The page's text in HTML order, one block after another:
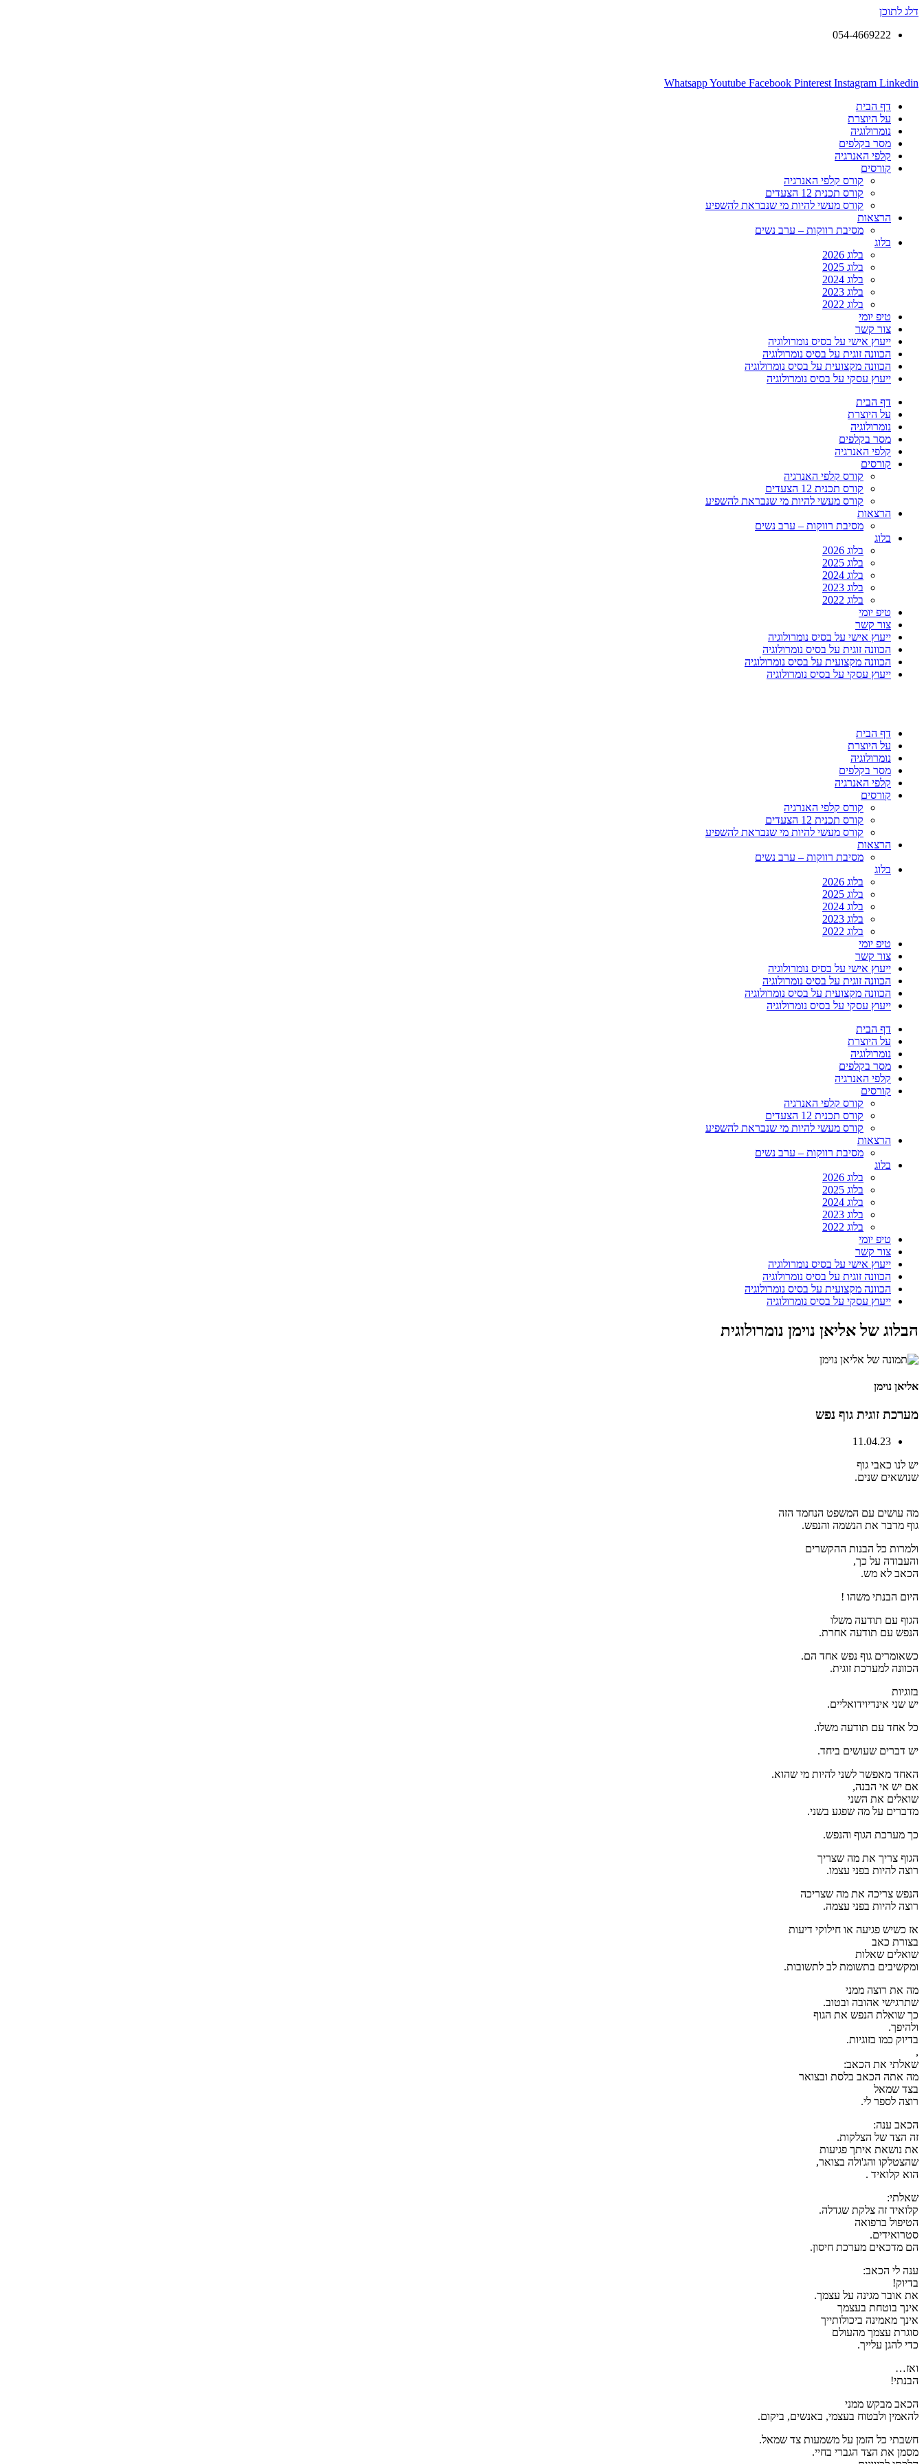
דלג לתוכן
054-4669222
WhatsappYoutube Facebook Pinterest Instagram Linkedin
דף הבית
על היוצרת
נומרולוגיה
מסר בקלפים
קלפי האנרגיה
קורסים
קורס קלפי האנרגיה
קורס תכנית 12 הצעדים
קורס מעשי להיות מי שנבראת להשפיע
הרצאות
מסיבת רווקות – ערב נשים
בלוג
בלוג 2026
בלוג 2025
בלוג 2024
בלוג 2023
בלוג 2022
טיפ יומי
צור קשר
ייעוץ אישי על בסיס נומרולוגיה
הכוונה זוגית על בסיס נומרולוגיה
הכוונה מקצועית על בסיס נומרולוגיה
ייעוץ עסקי על בסיס נומרולוגיה
דף הבית
על היוצרת
נומרולוגיה
מסר בקלפים
קלפי האנרגיה
קורסים
קורס קלפי האנרגיה
קורס תכנית 12 הצעדים
קורס מעשי להיות מי שנבראת להשפיע
הרצאות
מסיבת רווקות – ערב נשים
בלוג
בלוג 2026
בלוג 2025
בלוג 2024
בלוג 2023
בלוג 2022
טיפ יומי
צור קשר
ייעוץ אישי על בסיס נומרולוגיה
הכוונה זוגית על בסיס נומרולוגיה
הכוונה מקצועית על בסיס נומרולוגיה
ייעוץ עסקי על בסיס נומרולוגיה
דף הבית
על היוצרת
נומרולוגיה
מסר בקלפים
קלפי האנרגיה
קורסים
קורס קלפי האנרגיה
קורס תכנית 12 הצעדים
קורס מעשי להיות מי שנבראת להשפיע
הרצאות
מסיבת רווקות – ערב נשים
בלוג
בלוג 2026
בלוג 2025
בלוג 2024
בלוג 2023
בלוג 2022
טיפ יומי
צור קשר
ייעוץ אישי על בסיס נומרולוגיה
הכוונה זוגית על בסיס נומרולוגיה
הכוונה מקצועית על בסיס נומרולוגיה
ייעוץ עסקי על בסיס נומרולוגיה
דף הבית
על היוצרת
נומרולוגיה
מסר בקלפים
קלפי האנרגיה
קורסים
קורס קלפי האנרגיה
קורס תכנית 12 הצעדים
קורס מעשי להיות מי שנבראת להשפיע
הרצאות
מסיבת רווקות – ערב נשים
בלוג
בלוג 2026
בלוג 2025
בלוג 2024
בלוג 2023
בלוג 2022
טיפ יומי
צור קשר
ייעוץ אישי על בסיס נומרולוגיה
הכוונה זוגית על בסיס נומרולוגיה
הכוונה מקצועית על בסיס נומרולוגיה
ייעוץ עסקי על בסיס נומרולוגיה
הבלוג של אליאן נוימן נומרולוגית
אליאן נוימן
מערכת זוגית גוף נפש
11.04.23
יש לנו כאבי גוף
שנושאים שנים.
מה עושים עם המשפט הנחמד הזה
גוף מדבר את הנשמה והנפש.
ולמרות כל הבנות ההקשרים
והעבודה על כך,
הכאב לא מש.
היום הבנתי משהו !
הגוף עם תודעה משלו
הנפש עם תודעה אחרת.
כשאומרים גוף נפש אחד הם.
הכוונה למערכת זוגית.
בזוגיות
יש שני אינדיוידואליים.
כל אחד עם תודעה משלו.
יש דברים שעושים ביחד.
האחד מאפשר לשני להיות מי שהוא.
אם יש אי הבנה,
שואלים את השני
מדברים על מה שפגע בשני.
כך מערכת הגוף והנפש.
הגוף צריך את מה שצריך
רוצה להיות בפני עצמו.
הנפש צריכה את מה שצריכה
רוצה להיות בפני עצמה.
אז כשיש פגיעה או חילוקי דיעות
בצורת כאב
שואלים שאלות
ומקשיבים בתשומת לב לתשובות.
מה את רוצה ממני
שתרגישי אהובה ובטוב.
כך שואלת הנפש את הגוף
ולהיפך.
בדיוק כמו בזוגיות.
,
שאלתי את הכאב:
מה אתה הכאב בלסת ובצואר
בצד שמאל
רוצה לספר לי.
הכאב ענה:
זה הצד של הצלקות.
את נושאת איתך פגיעות
שהצטלקו והג'ולה בצואר,
הוא קלואיד .
שאלתי:
קלואיד זה צלקת שגדלה.
הטיפול ברפואה
סטרואידים.
הם מדכאים מערכת חיסון.
ענה לי הכאב:
בדיוק!
את אובר מגינה על עצמך.
אינך בוטחת בעצמך
אינך מאמינה ביכולותייך
סוגרת עצמך מהעולם
כדי להגן עלייך.
ואז…
הבנתי!
הכאב מבקש ממני
להאמין ולבטוח בעצמי, באנשים, ביקום.
חשבתי כל הזמן על משמעות צד שמאל.
מסמן את הצד הגברי בחיי.